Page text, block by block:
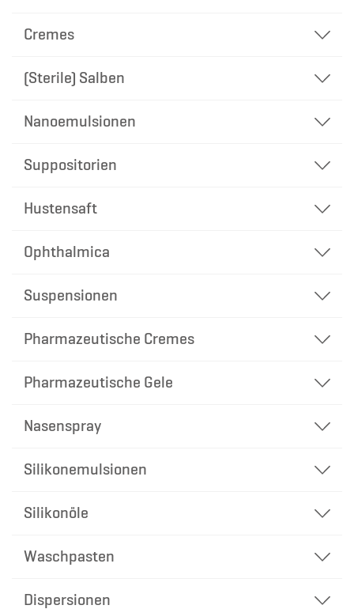
Cremes
(Sterile) Salben
Nanoemulsionen
Suppositorien
Hustensaft
Ophthalmica
Suspensionen
Pharmazeutische Cremes
Pharmazeutische Gele
Nasenspray
Silikonemulsionen
Silikonöle
Waschpasten
Dispersionen